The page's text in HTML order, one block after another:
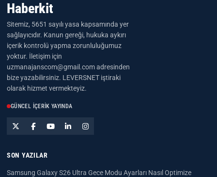
Haberkit
Sitemiz, 5651 sayılı yasa kapsamında yer
sağlayıcıdır. Kanun gereği, hukuka aykırı
içerik kontrolü yapma zorunluluğumuz
yoktur. İletişim için
uzmanajanscom@gmail.com adresinden
bize yazabilirsiniz. LEVERSNET iştiraki
olarak hizmet vermekteyiz.
GÜNCEL İÇERIK YAYINDA
SON YAZILAR
Samsung Galaxy S26 Ultra Gece Modu Ayarları Nasıl Optimize